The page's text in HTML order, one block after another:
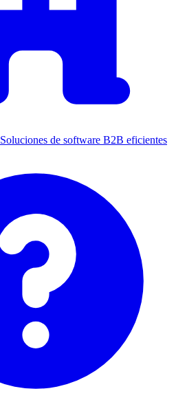
Soluciones de software B2B eficientes